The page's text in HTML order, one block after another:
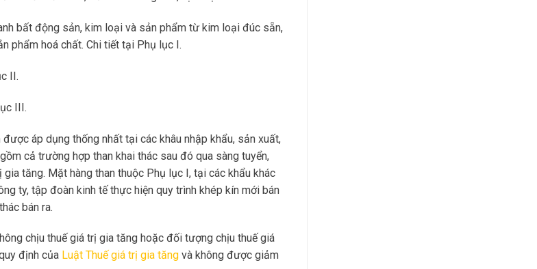
bất động sản, kim loại và sản phẩm từ kim loại đúc sẵn,
phẩm hoá chất. Chi tiết tại Phụ lục I.
II.
III.
áp dụng thống nhất tại các khâu nhập khẩu, sản xuất,
cả trường hợp than khai thác sau đó qua sàng tuyển,
tăng. Mặt hàng than thuộc Phụ lục I, tại các khẩu khác
ty, tập đoàn kinh tế thực hiện quy trình khép kín mới bán
bán ra.
chịu thuế giá trị gia tăng hoặc đối tượng chịu thuế giá
định của Luật Thuế giá trị gia tăng và không được giảm